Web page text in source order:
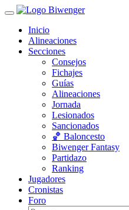
Inicio
Alineaciones
Secciones
Consejos
Fichajes
Guías
Alineaciones
Jornada
Lesionados
Sancionados
🏀 Baloncesto
Biwenger Fantasy
Partidazo
Ranking
Jugadores
Cronistas
Foro